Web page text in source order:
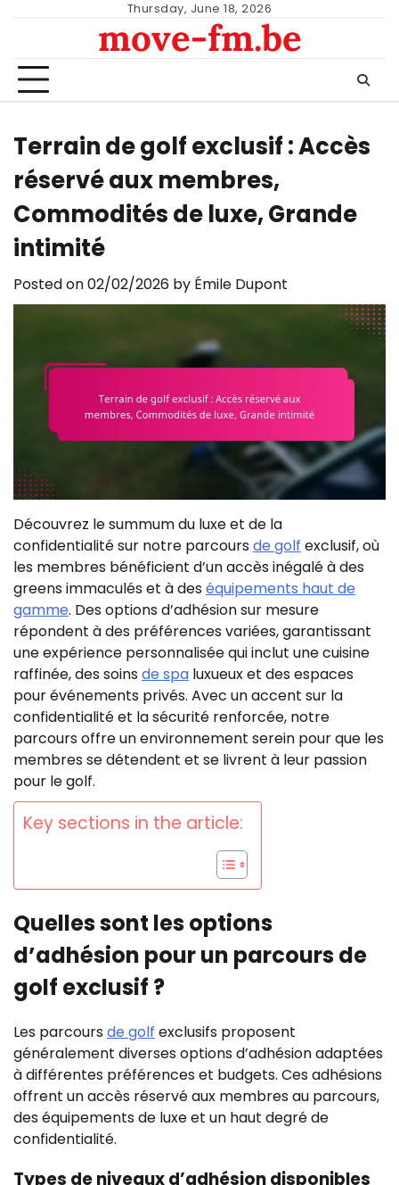
Thursday, June 18, 2026
move-fm.be
Terrain de golf exclusif : Accès
réservé aux membres,
Commodités de luxe, Grande
intimité
Posted on02/02/2026 by Émile Dupont
Découvrez le summum du luxe et de la
confidentialité sur notre parcoursde golf exclusif, où
les membres bénéficient d’un accès inégalé à des
greens immaculés et à deséquipements haut de
gamme. Des options d’adhésion sur mesure
répondent à des préférences variées, garantissant
une expérience personnalisée qui inclut une cuisine
raffinée, des soinsde spa luxueux et des espaces
pour événements privés. Avec un accent sur la
confidentialité et la sécurité renforcée, notre
parcours offre un environnement serein pour que les
membres se détendent et se livrent à leur passion
pour le golf.
Key sections in the article:
Quelles sont les options
d’adhésion pour un parcours de
golf exclusif ?
Les parcoursde golf exclusifs proposent
généralement diverses options d’adhésion adaptées
à différentes préférences et budgets. Ces adhésions
offrent un accès réservé aux membres au parcours,
des équipements de luxe et un haut degré de
confidentialité.
Types de niveaux d’adhésion disponibles